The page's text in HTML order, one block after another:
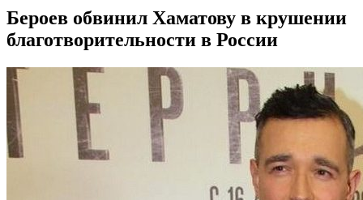
Бероев обвинил Хаматову в крушении
благотворительности в России